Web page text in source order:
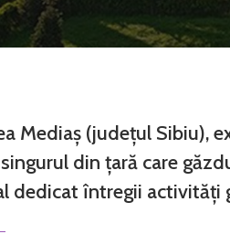
Mediaș (județul Sibiu),
din țară care
dedicat întregii activități